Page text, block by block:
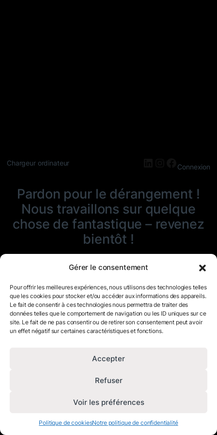
Gérer le consentement
Pour offrir les meilleures expériences, nous utilisons des technologies telles
que les cookies pour stocker et/ou accéder aux informations des appareils.
Le fait de consentir à ces technologies nous permettra de traiter des
données telles que le comportement de navigation ou les ID uniques sur ce
site. Le fait de ne pas consentir ou de retirer son consentement peut avoir
un effet négatif sur certaines caractéristiques et fonctions.
Accepter
Refuser
Voir les préférences
Politique de cookiesNotre politique de confidentialité
Chargeur ordinateur LinkedIn
Instagram
Connexion
Pardon pour le dérangement !
Nous travaillons sur quelque
chose de fantastique – revenez
bientôt !